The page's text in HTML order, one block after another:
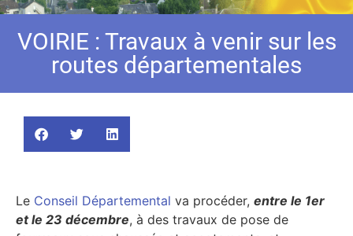
VOIRIE : Travaux à venir sur les
routes départementales
Le Conseil Départemental va procéder, entre le 1er
et le 23 décembre, à des travaux de pose de